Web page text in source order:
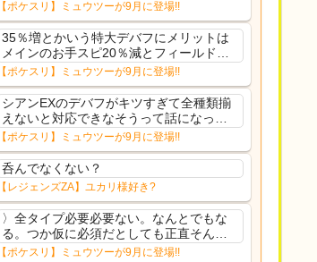
さえあんまり行ってないや
【ポケスリ】ミュウツーが9月に登場!!
35％増とかいう特大デバフにメリットは
メインのお手スピ20％減とフィールド効
果のみフェアリーノーマルとか引いたら
まともに料理も作れないし終わり控えめ
に言ってカス
【ポケスリ】ミュウツーが9月に登場!!
シアンEXのデバフがキツすぎて全種類揃
えないと対応できなそうって話になって
るわ
【ポケスリ】ミュウツーが9月に登場!!
呑んでなくない？
【レジェンズZA】ユカリ様好き?
〉全タイプ必要必要ない。なんとでもな
る。つか仮に必須だとしても正直そんな
もんに付き合う気は無い。運営は時間の
【ポケスリ】ミュウツーが9月に登場!!